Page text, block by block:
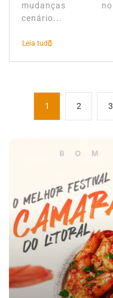
mudanças no
cenário...
Leia tudo
ç
ã
d
e
1 2 3